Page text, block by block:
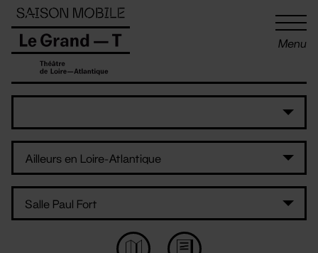
Menu
Panneau de gestion des cookies